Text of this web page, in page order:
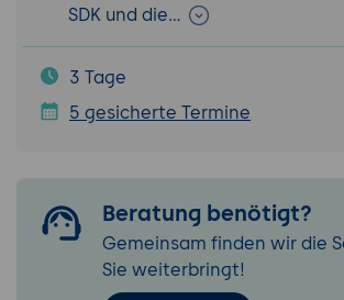
SDK und die…
3 Tage
5 gesicherte Termine
Beratung benötigt?
Gemeinsam finden wir die
Sie weiterbringt!